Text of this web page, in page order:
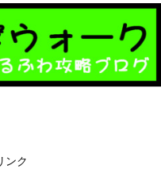

前へ

次へ
ンク